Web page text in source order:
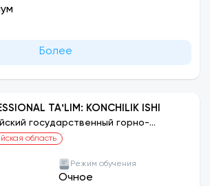
Более
TAʼLIM: KONCHILIK ISHI
государственный горно-
университет
область
Режим обучения
Очное